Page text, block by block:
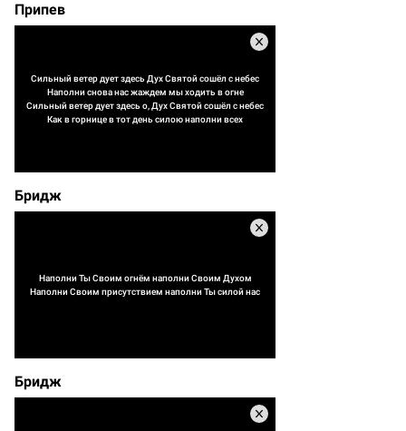
Припев
Сильный ветер дует здесь Дух Святой сошёл с небес
Наполни снова нас жаждем мы ходить в огне
Сильный ветер дует здесь о, Дух Святой сошёл с небес
Как в горнице в тот день силою наполни всех
Бридж
Наполни Ты Своим огнём наполни Своим Духом
Наполни Своим присутствием наполни Ты силой нас
Бридж